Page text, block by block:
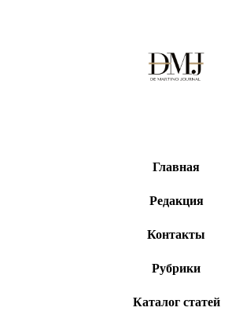
Главная
Редакция
Контакты
Рубрики
Каталог статей